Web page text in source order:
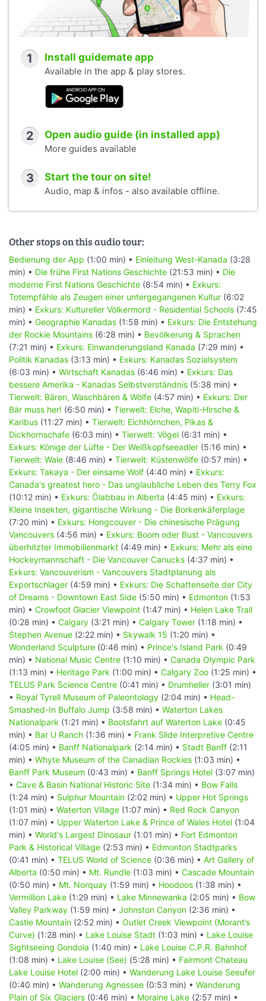
1 Install guidemate app
Available in the app & play stores.
2 Open audio guide (in installed app)
More guides available
3 Start the tour on site!
Audio, map & infos - also available offline.
Other stops on this audio tour:
Bedienung der App (1:00 min) • Einleitung West-Kanada (3:28
min) • Die frühe First Nations Geschichte (21:53 min) • Die
moderne First Nations Geschichte (8:54 min) • Exkurs:
Totempfähle als Zeugen einer untergegangenen Kultur (6:02
min) • Exkurs: Kultureller Völkermord - Residential Schools (7:45
min) • Geographie Kanadas (1:58 min) • Exkurs: Die Entstehung
der Rockie Mountains (6:28 min) • Bevölkerung & Sprachen
(7:21 min) • Exkurs: Einwanderungsland Kanada (7:29 min) •
Politik Kanadas (3:13 min) • Exkurs: Kanadas Sozialsystem
(6:03 min) • Wirtschaft Kanadas (6:46 min) • Exkurs: Das
bessere Amerika - Kanadas Selbstverständnis (5:38 min) •
Tierwelt: Bären, Waschbären & Wölfe (4:57 min) • Exkurs: Der
Bär muss her! (6:50 min) • Tierwelt: Elche, Wapiti-Hirsche &
Karibus (11:27 min) • Tierwelt: Eichhörnchen, Pikas &
Dickhornschafe (6:03 min) • Tierwelt: Vögel (6:31 min) •
Exkurs: Könige der Lüfte - Der Weißkopfseeadler (5:16 min) •
Tierwelt: Wale (8:46 min) • Tierwelt: Küstenwölfe (0:57 min) •
Exkurs: Takaya - Der einsame Wolf (4:40 min) • Exkurs:
Canada's greatest hero - Das unglaubliche Leben des Terry Fox
(10:12 min) • Exkurs: Ölabbau in Alberta (4:45 min) • Exkurs:
Kleine Insekten, gigantische Wirkung - Die Borkenkäferplage
(7:20 min) • Exkurs: Hongcouver - Die chinesische Prägung
Vancouvers (4:56 min) • Exkurs: Boom oder Bust - Vancouvers
überhitzter Immobilienmarkt (4:49 min) • Exkurs: Mehr als eine
Hockeymannschaft - Die Vancouver Canucks (4:37 min) •
Exkurs: Vancouverism - Vancouvers Stadtplanung als
Exportschlager (4:59 min) • Exkurs: Die Schattenseite der City
of Dreams - Downtown East Side (5:50 min) • Edmonton (1:53
min) • Crowfoot Glacier Viewpoint (1:47 min) • Helen Lake Trail
(0:28 min) • Calgary (3:21 min) • Calgary Tower (1:18 min) •
Stephen Avenue (2:22 min) • Skywalk 15 (1:20 min) •
Wonderland Sculpture (0:46 min) • Prince's Island Park (0:49
min) • National Music Centre (1:10 min) • Canada Olympic Park
(1:13 min) • Heritage Park (1:00 min) • Calgary Zoo (1:25 min) •
TELUS Park Science Centre (0:41 min) • Drumheller (3:01 min)
• Royal Tyrell Museum of Paleontology (2:04 min) • Head-
Smashed-In Buffalo Jump (3:58 min) • Waterton Lakes
Nationalpark (1:21 min) • Bootsfahrt auf Waterton Lake (0:45
min) • Bar U Ranch (1:36 min) • Frank Slide Interpretive Centre
(4:05 min) • Banff Nationalpark (2:14 min) • Stadt Banff (2:11
min) • Whyte Museum of the Canadian Rockies (1:03 min) •
Banff Park Museum (0:43 min) • Banff Springs Hotel (3:07 min)
• Cave & Basin National Historic Site (1:34 min) • Bow Falls
(1:24 min) • Sulphur Mountain (2:02 min) • Upper Hot Springs
(1:01 min) • Waterton Village (1:07 min) • Red Rock Canyon
(1:07 min) • Upper Waterton Lake & Prince of Wales Hotel (1:04
min) • World's Largest Dinosaur (1:01 min) • Fort Edmonton
Park & Historical Village (2:53 min) • Edmonton Stadtparks
(0:41 min) • TELUS World of Science (0:36 min) • Art Gallery of
Alberta (0:50 min) • Mt. Rundle (1:03 min) • Cascade Mountain
(0:50 min) • Mt. Norquay (1:59 min) • Hoodoos (1:38 min) •
Vermillion Lake (1:29 min) • Lake Minnewanka (2:05 min) • Bow
Valley Parkway (1:59 min) • Johnston Canyon (2:36 min) •
Castle Mountain (2:52 min) • Outlet Creek Viewpoint (Morant’s
Curve) (1:28 min) • Lake Louise Stadt (1:03 min) • Lake Louise
Sightseeing Gondola (1:40 min) • Lake Louise C.P.R. Bahnhof
(1:08 min) • Lake Louise (See) (5:28 min) • Fairmont Chateau
Lake Louise Hotel (2:00 min) • Wanderung Lake Louise Seeufer
(0:40 min) • Wanderung Agnessee (0:53 min) • Wanderung
Plain of Six Glaciers (0:46 min) • Moraine Lake (2:57 min) •